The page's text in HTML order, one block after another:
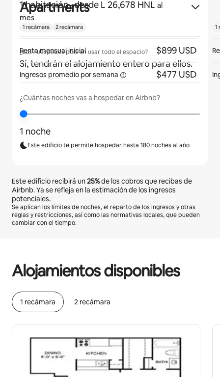
1 habitación · desde L 26,678 HNL al
mes
¿Los huéspedes podrán usar todo el espacio?
Sí, tendrán el alojamiento entero para ellos.
¿Cuántas noches vas a hospedar en Airbnb?
1 noche
Este edificio te permite hospedar hasta 180 noches al año
Este edificio recibirá un25%de los cobros que recibas de
Airbnb. Ya se refleja en la estimación de los ingresos
potenciales.
Se aplican los límites de noches, el reparto de los ingresos y otras
reglas y restricciones, así como las normativas locales, que pueden
cambiar con el tiempo.
Alojamientos disponibles
1 recámara 2 recámara
Apartments
1 recámara 2 recámara
Renta mensual inicial $899 USD
Ingresos promedio porsemana $477 USD
1